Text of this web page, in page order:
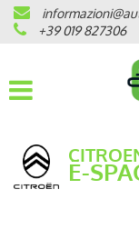
HOME
AZIENDA
OPEL
+39 019 827306
Ë-